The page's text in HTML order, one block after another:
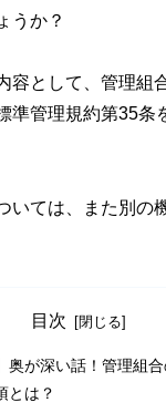
うか？
容として、管理組
準管理規約第35条
いては、また別の
目次
奥が深い話！管理組
とは？